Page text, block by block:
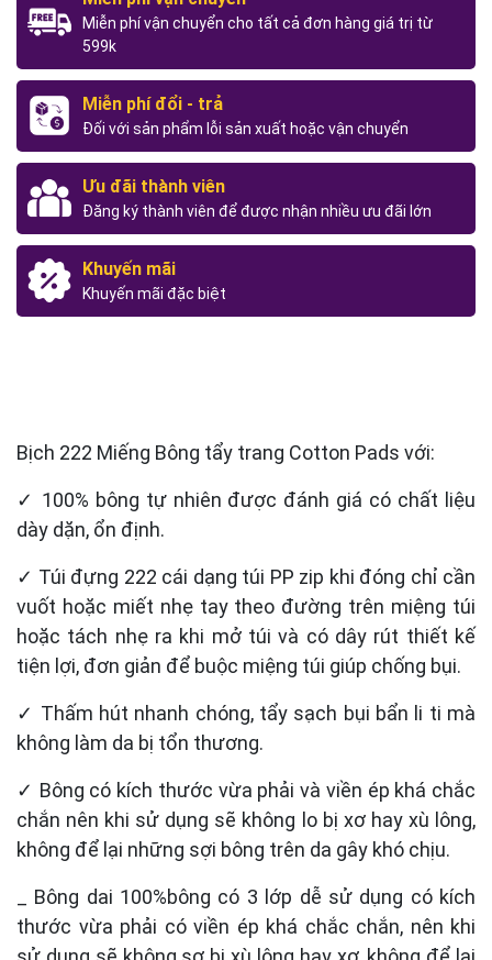
Miễn phí vận chuyển cho tất cả đơn hàng giá trị từ
599k
Miễn phí đổi - trả
Đối với sản phẩm lỗi sản xuất hoặc vận chuyển
Ưu đãi thành viên
Đăng ký thành viên để được nhận nhiều ưu đãi lớn
Khuyến mãi
Khuyến mãi đặc biệt
Bịch 222 Miếng Bông tẩy trang Cotton Pads với:
✓ 100% bông tự nhiên được đánh giá có chất liệu
dày dặn, ổn định.
✓ Túi đựng 222 cái dạng túi PP zip khi đóng chỉ cần
vuốt hoặc miết nhẹ tay theo đường trên miệng túi
hoặc tách nhẹ ra khi mở túi và có dây rút thiết kế
tiện lợi, đơn giản để buộc miệng túi giúp chống bụi.
✓ Thấm hút nhanh chóng, tẩy sạch bụi bẩn li ti mà
không làm da bị tổn thương.
✓ Bông có kích thước vừa phải và viền ép khá chắc
chắn nên khi sử dụng sẽ không lo bị xơ hay xù lông,
không để lại những sợi bông trên da gây khó chịu.
_ Bông dai 100%bông có 3 lớp dễ sử dụng có kích
thước vừa phải có viền ép khá chắc chắn, nên khi